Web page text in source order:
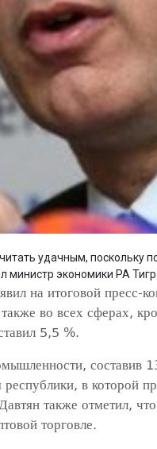
удачным, поскольку
экономики РА
на итоговой пресс-
во всех сферах,
5,5 %.
составив
в которой
также отметил,
торговле.